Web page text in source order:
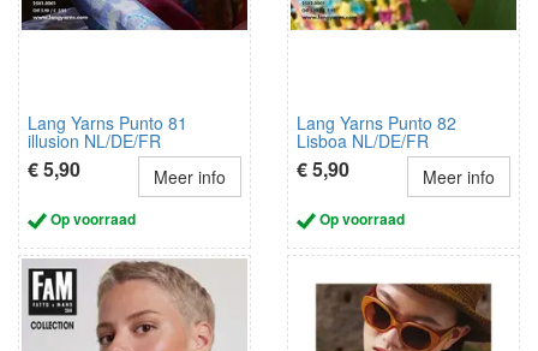
Lang Yarns Punto 81
illusion NL/DE/FR
€ 5,90 Meer info
Op voorraad
Lang Yarns Punto 82
Lisboa NL/DE/FR
€ 5,90 Meer info
Op voorraad